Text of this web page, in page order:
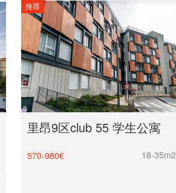
推荐
里昂9区club 55 学生公寓
570-980€ 18-35m2